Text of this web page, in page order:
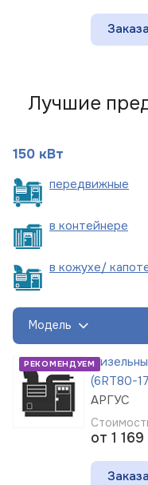
Лучшие
150 кВт
передвижные
в контейнере
в кожухе/
Модель
РЕКОМЕНДУЕМ
(6RT80-
АРГУС
от 1